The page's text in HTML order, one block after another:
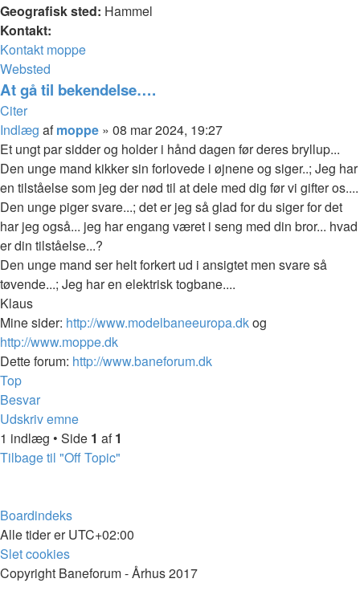
Geografisk sted: Hammel
Kontakt:
Kontakt moppe
Websted
At gå til bekendelse….
Citer
Indlæg afmoppe » 08 mar 2024, 19:27
Et ungt par sidder og holder i hånd dagen før deres bryllup...
Den unge mand kikker sin forlovede i øjnene og siger..; Jeg har
en tilståelse som jeg der nød til at dele med dig før vi gifter os....
Den unge piger svare...; det er jeg så glad for du siger for det
har jeg også... jeg har engang været i seng med din bror... hvad
er din tilståelse...?
Den unge mand ser helt forkert ud i ansigtet men svare så
tøvende...; Jeg har en elektrisk togbane....
Klaus
Mine sider: http://www.modelbaneeuropa.dkog
http://www.moppe.dk
Dette forum: http://www.baneforum.dk
Top
Besvar
Udskriv emne
1 indlæg • Side 1 af1
Tilbage til "Off Topic"
Boardindeks
Alle tider erUTC+02:00
Slet cookies
Copyright Baneforum - Århus 2017